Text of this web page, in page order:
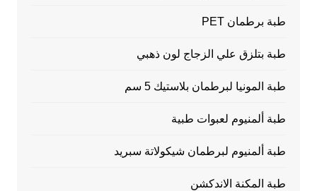
طبة برطمان PET
طبة بتلزق علي الزجاج لون ذهبي
طبة المونيا لبرطمان بلاستيك 5 سم
طبة ألمنيوم لعبوات طبية
طبة ألمنيوم لبرطمان شيكولاتة سبريد
طبة المكنة الاندكشن